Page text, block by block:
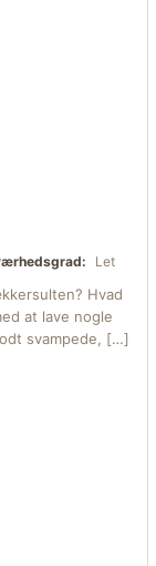
Let
Hvad
at lave nogle
svampede, […]